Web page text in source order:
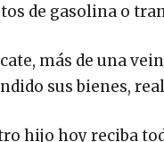
de gasolina o
más de una
sus bienes,
hijo hoy reciba